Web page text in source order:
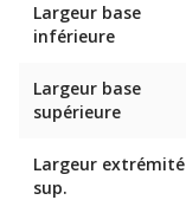
Largeur base
inférieure
Largeur base
supérieure
Largeur extrémité
sup.